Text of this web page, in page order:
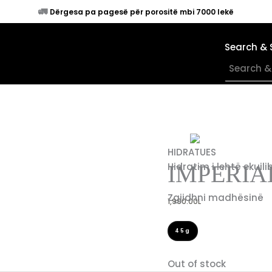
🚛 Dërgesa pa pagesë për porositë mbi 7000 lekë
Search &
×
1,990.00L
HIDRATUES
Hidratim i lehtë
Zgjidhni madhësinë
45g
Out of stock